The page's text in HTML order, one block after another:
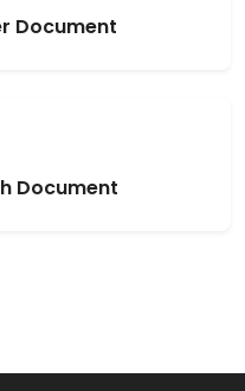
Document
Document